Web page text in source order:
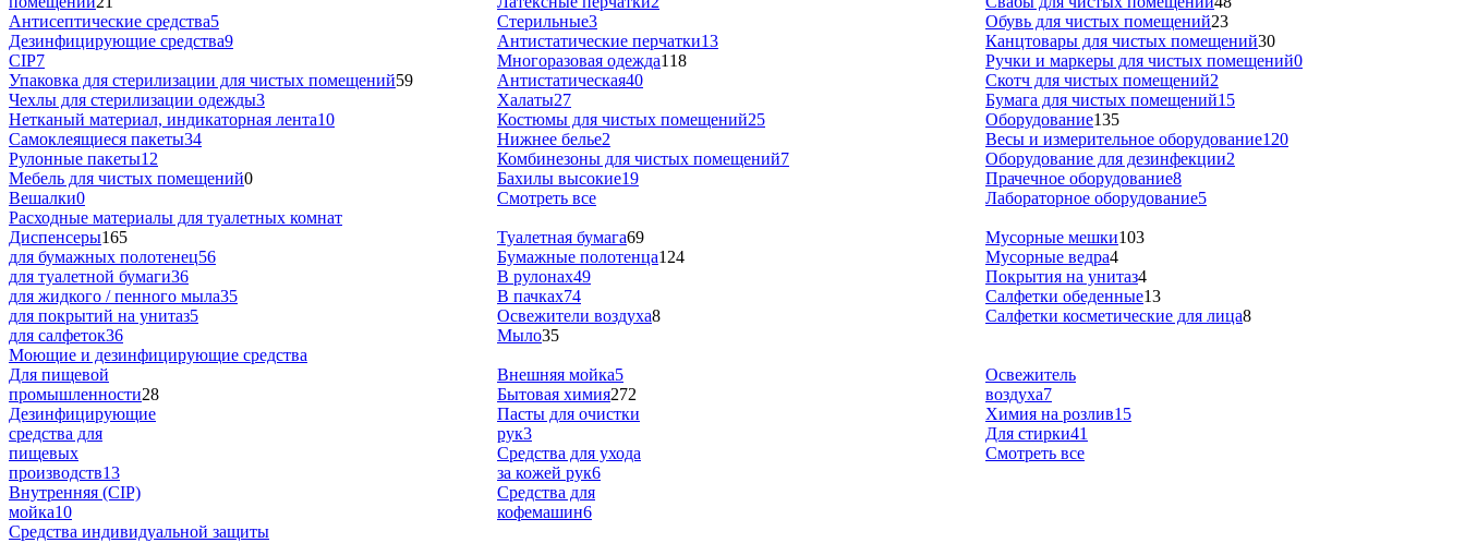
Антисептические средства5
Дезинфицирующие средства9
CIP7
Упаковка для стерилизации для чистых помещений59
Чехлы для стерилизации одежды3
Нетканый материал, индикаторная лента10
Самоклеящиеся пакеты34
Рулонные пакеты12
Мебель для чистых помещений0
Вешалки0
Стерильные3
Антистатические перчатки13
Многоразовая одежда118
Антистатическая40
Халаты27
Костюмы для чистых помещений25
Нижнее белье2
Комбинезоны для чистых помещений7
Бахилы высокие19
Смотреть все
Обувь для чистых помещений23
Канцтовары для чистых помещений30
Ручки и маркеры для чистых помещений0
Скотч для чистых помещений2
Бумага для чистых помещений15
Оборудование135
Весы и измерительное оборудование120
Оборудование для дезинфекции2
Прачечное оборудование8
Лабораторное оборудование5
Расходные материалы для туалетных комнат
Диспенсеры165
для бумажных полотенец56
для туалетной бумаги36
для жидкого / пенного мыла35
для покрытий на унитаз5
для салфеток36
Туалетная бумага69
Бумажные полотенца124
В рулонах49
В пачках74
Освежители воздуха8
Мыло35
Мусорные мешки103
Мусорные ведра4
Покрытия на унитаз4
Салфетки обеденные13
Салфетки косметические для лица8
Моющие и дезинфицирующие средства
Для пищевой
промышленности28
Дезинфицирующие
средства для
пищевых
производств13
Внутренняя (CIP)
мойка10
Внешняя мойка5
Бытовая химия272
Пасты для очистки
рук3
Средства для ухода
за кожей рук6
Средства для
кофемашин6
Освежитель
воздуха7
Химия на розлив15
Для стирки41
Смотреть все
Средства индивидуальной защиты